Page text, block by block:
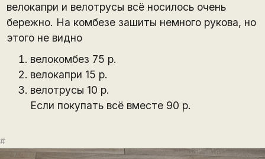
велокапри и велотрусы всё носилось очень
бережно. На комбезе зашиты немного рукова, но
этого не видно
велокомбез 75 р.
велокапри 15 р.
велотрусы 10 р.
Если покупать всё вместе 90 р.
#